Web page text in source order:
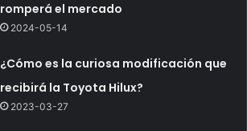
romperá el mercado
2024-05-14
¿Cómo es la curiosa modificación que
recibirá la Toyota Hilux?
2023-03-27